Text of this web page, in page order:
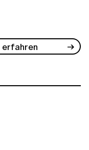
erfahren